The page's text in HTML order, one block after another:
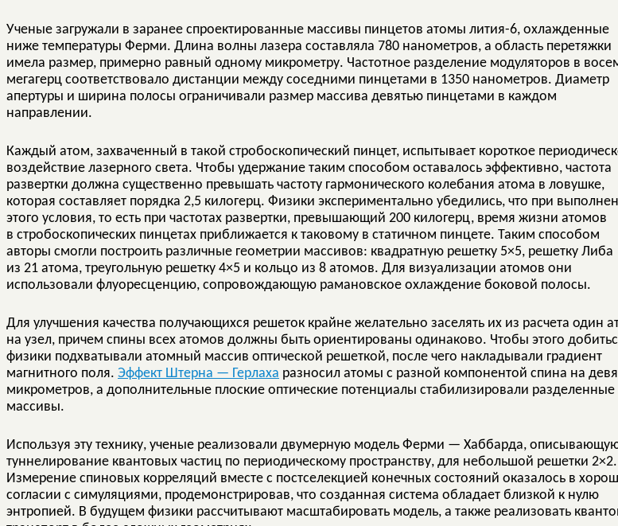
Ученые загружали в заранее спроектированные массивы пинцетов атомы лития-6, охлажденные
ниже температуры Ферми. Длина волны лазера составляла 780 нанометров, а область перетяжки
имела размер, примерно равный одному микрометру. Частотное разделение модуляторов в
мегагерц соответствовало дистанции между соседними пинцетами в 1350 нанометров. Диаметр
апертуры и ширина полосы ограничивали размер массива девятью пинцетами в каждом
направлении.
Каждый атом, захваченный в такой стробоскопический пинцет, испытывает короткое
воздействие лазерного света. Чтобы удержание таким способом оставалось эффективно, частота
развертки должна существенно превышать частоту гармонического колебания атома в ловушке,
которая составляет порядка 2,5 килогерц. Физики экспериментально убедились, что при
этого условия, то есть при частотах развертки, превышающий 200 килогерц, время жизни атомов
в стробоскопических пинцетах приближается к таковому в статичном пинцете. Таким способом
авторы смогли построить различные геометрии массивов: квадратную решетку 5×5, решетку Либа
из 21 атома, треугольную решетку 4×5 и кольцо из 8 атомов. Для визуализации атомов они
использовали флуоресценцию, сопровождающую рамановское охлаждение боковой полосы.
Для улучшения качества получающихся решеток крайне желательно заселять их из расчета один
на узел, причем спины всех атомов должны быть ориентированы одинаково. Чтобы этого
физики подхватывали атомный массив оптической решеткой, после чего накладывали градиент
магнитного поля. Эффект Штерна — Герлаха разносил атомы с разной компонентой спина на
микрометров, а дополнительные плоские оптические потенциалы стабилизировали разделенные
массивы.
Используя эту технику, ученые реализовали двумерную модель Ферми — Хаббарда,
туннелирование квантовых частиц по периодическому пространству, для небольшой решетки 2×2.
Измерение спиновых корреляций вместе с постселекцией конечных состояний оказалось в
согласии с симуляциями, продемонстрировав, что созданная система обладает близкой к нулю
энтропией. В будущем физики рассчитывают масштабировать модель, а также реализовать